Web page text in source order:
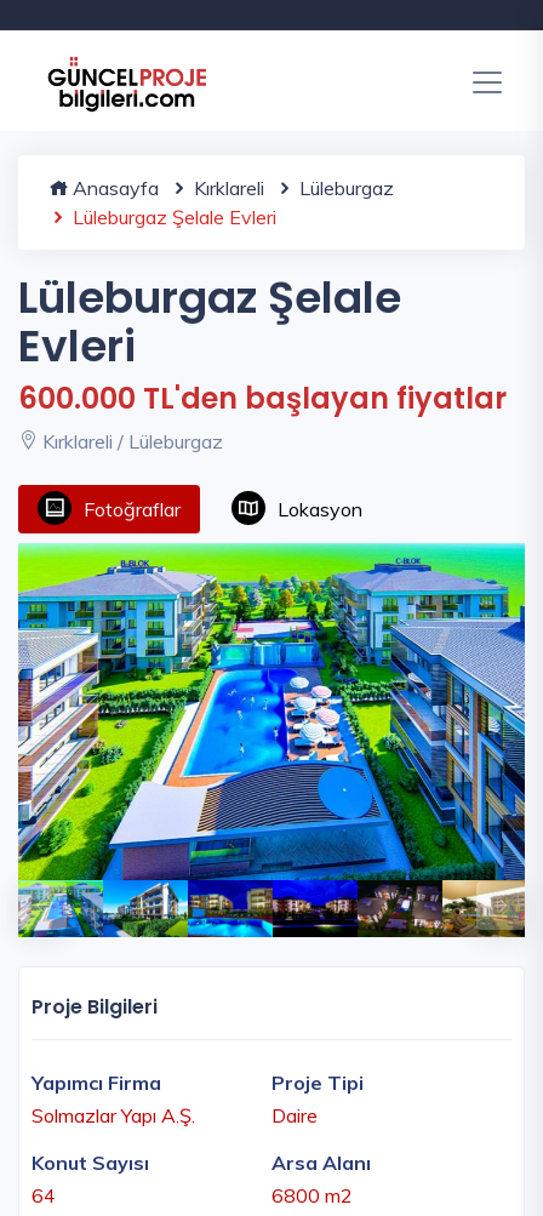
Anasayfa Kırklareli
Lüleburgaz
Lüleburgaz Şelale Evleri
Lüleburgaz Şelale
Evleri
600.000 TL'den başlayan fiyatlar
Kırklareli / Lüleburgaz
Fotoğraflar Lokasyon
Proje Bilgileri
Yapımcı Firma
Solmazlar Yapı A.Ş.
Proje Tipi
Daire
Konut Sayısı
64
Arsa Alanı
6800 m2